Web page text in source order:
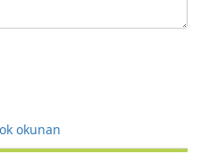
okunan